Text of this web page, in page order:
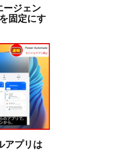
ージェン
固定にす
アプリは